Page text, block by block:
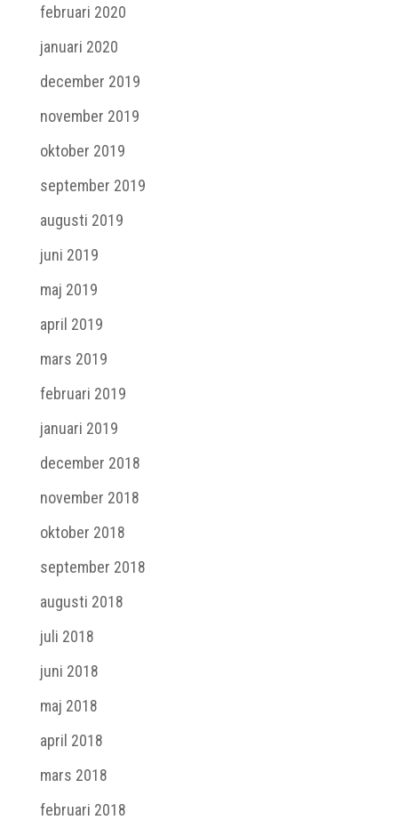
februari 2020
januari 2020
december 2019
november 2019
oktober 2019
september 2019
augusti 2019
juni 2019
maj 2019
april 2019
mars 2019
februari 2019
januari 2019
december 2018
november 2018
oktober 2018
september 2018
augusti 2018
juli 2018
juni 2018
maj 2018
april 2018
mars 2018
februari 2018